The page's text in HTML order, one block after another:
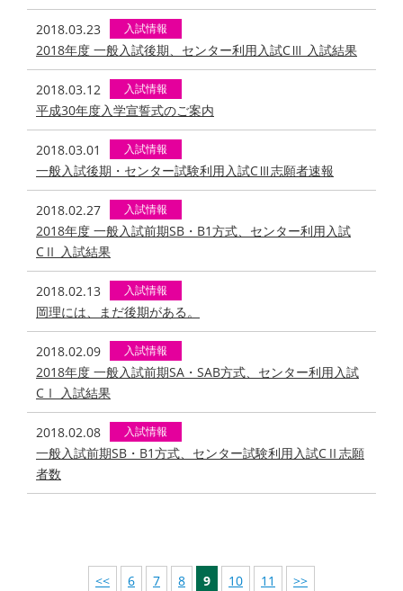
2018.03.23 入試情報
2018年度 一般入試後期、センター利用入試CⅢ 入試結果
2018.03.12 入試情報
平成30年度入学宣誓式のご案内
2018.03.01 入試情報
一般入試後期・センター試験利用入試CⅢ志願者速報
2018.02.27 入試情報
2018年度 一般入試前期SB・B1方式、センター利用入試
CⅡ 入試結果
2018.02.13 入試情報
岡理には、まだ後期がある。
2018.02.09 入試情報
2018年度 一般入試前期SA・SAB方式、センター利用入試
CⅠ 入試結果
2018.02.08 入試情報
一般入試前期SB・B1方式、センター試験利用入試CⅡ志願
者数
<< 6 7 8 9 10 11 >>